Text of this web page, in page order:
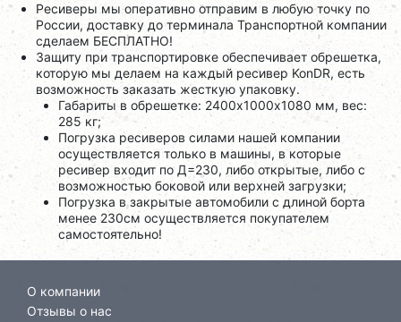
Ресиверы мы оперативно отправим в любую точку по
России, доставку до терминала Транспортной компании
сделаем БЕСПЛАТНО!
Защиту при транспортировке обеспечивает обрешетка,
которую мы делаем на каждый ресивер KonDR, есть
возможность заказать жесткую упаковку.
Габариты в обрешетке: 2400х1000х1080 мм, вес:
285 кг;
Погрузка ресиверов силами нашей компании
осуществляется только в машины, в которые
ресивер входит по Д=230, либо открытые, либо с
возможностью боковой или верхней загрузки;
Погрузка в закрытые автомобили с длиной борта
менее 230см осуществляется покупателем
самостоятельно!
О компании
Отзывы о нас